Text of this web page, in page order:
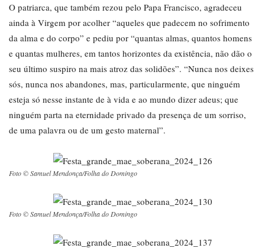
O patriarca, que também rezou pelo Papa Francisco, agradeceu
ainda à Virgem por acolher “aqueles que padecem no sofrimento
da alma e do corpo” e pediu por “quantas almas, quantos homens
e quantas mulheres, em tantos horizontes da existência, não dão o
seu último suspiro na mais atroz das solidões”. “Nunca nos deixes
sós, nunca nos abandones, mas, particularmente, que ninguém
esteja só nesse instante de à vida e ao mundo dizer adeus; que
ninguém parta na eternidade privado da presença de um sorriso,
de uma palavra ou de um gesto maternal”.
Foto © Samuel Mendonça/Folha do Domingo
Foto © Samuel Mendonça/Folha do Domingo